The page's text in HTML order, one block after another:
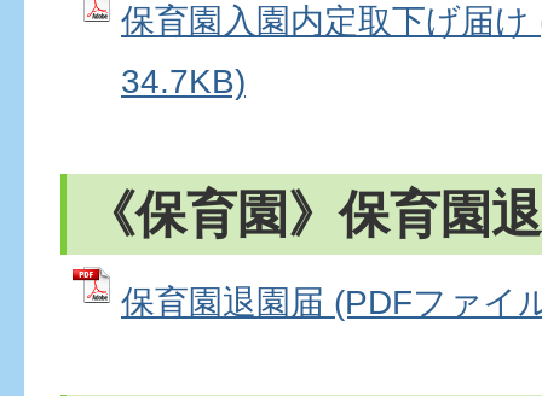
保育園入園内定取下げ届
34.7KB)
《保育園》保育園
保育園退園届 (PDFファイ